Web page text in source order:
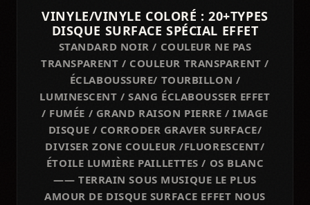
VINYLE/VINYLE COLORÉ : 20+TYPES
DISQUE SURFACE SPÉCIAL EFFET
STANDARD NOIR / COULEUR NE PAS
TRANSPARENT / COULEUR TRANSPARENT /
ÉCLABOUSSURE/ TOURBILLON /
LUMINESCENT / SANG ÉCLABOUSSER EFFET
/ FUMÉE / GRAND RAISON PIERRE / IMAGE
DISQUE / CORRODER GRAVER SURFACE/
DIVISER ZONE COULEUR /FLUORESCENT/
ÉTOILE LUMIÈRE PAILLETTES / OS BLANC
—— TERRAIN SOUS MUSIQUE LE PLUS
AMOUR DE DISQUE SURFACE EFFET NOUS